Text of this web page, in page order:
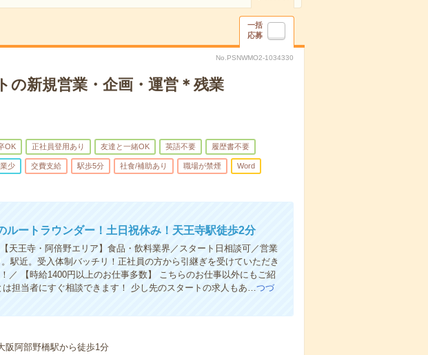
一括
応募
No.PSNWMO2-1034330
の新規営業・企画・運営＊残業
OK 正社員登用あり 友達と一緒OK 英語不要 履歴書不要
少 交費支給 駅歩5分 社食/補助あり 職場が禁煙 Word
ルートラウンダー！土日祝休み！天王寺駅徒歩2分
天王寺・阿倍野エリア】食品・飲料業界／スタート日相談可／営業
駅近。受入体制バッチリ！正社員の方から引継ぎを受けていただき
／ 【時給1400円以上のお仕事多数】 こちらのお仕事以外にもご紹
担当者にすぐ相談できます！ 少し先のスタートの求人もあ…つづ
阪阿部野橋駅から徒歩1分